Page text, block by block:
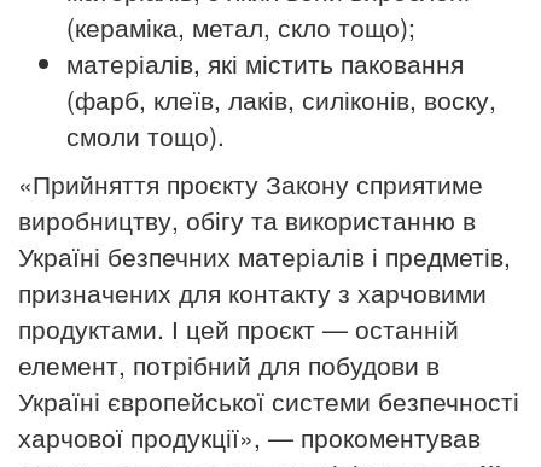
(кераміка, метал, скло тощо);
матеріалів, які містить паковання
(фарб, клеїв, лаків, силіконів, воску,
смоли тощо).
«Прийняття проєкту Закону сприятиме
виробництву, обігу та використанню в
Україні безпечних матеріалів і предметів,
призначених для контакту з харчовими
продуктами. І цей проєкт — останній
елемент, потрібний для побудови в
Україні європейської системи безпечності
харчової продукції», — прокоментував